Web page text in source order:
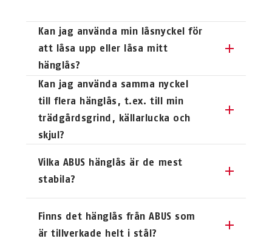
Kan jag använda min låsnyckel för
att låsa upp eller låsa mitt
hänglås?
Ja, detta är i princip möjligt.
Kontakta en återförsäljare nära dig
för rätt lösning.
Kan jag använda samma nyckel
till flera hänglås, t.ex. till min
trädgårdsgrind, källarlucka och
skjul?
hänglåsserier, t.ex. 85-serien, kan vi
tillverka individuellt anpassade
hänglås, t.ex. 64TI, har vi alltid
nyckelfärdiga cylindrar i lager.
Vilka ABUS hänglås är de mest
stabila?
hållbara finns låsen i vår Granit-
serie. Vi har utvecklat dem för de
Finns det hänglås från ABUS som
är tillverkade helt i stål?